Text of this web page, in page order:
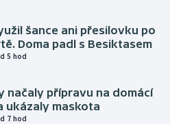
šance ani přesilovku po
Doma padl s Besiktasem
5 hod
načaly přípravu na domácí
ukázaly maskota
7 hod